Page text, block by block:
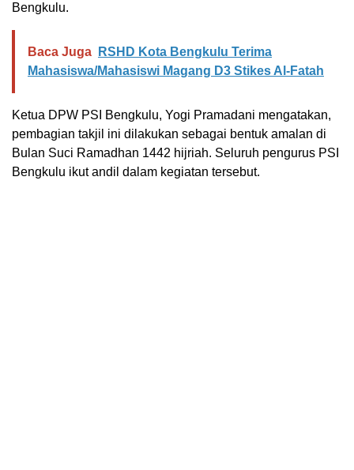
Bengkulu.
Baca Juga
RSHD Kota Bengkulu Terima
Mahasiswa/Mahasiswi Magang D3 Stikes Al-Fatah
Ketua DPW PSI Bengkulu, Yogi Pramadani mengatakan,
pembagian takjil ini dilakukan sebagai bentuk amalan di
Bulan Suci Ramadhan 1442 hijriah. Seluruh pengurus PSI
Bengkulu ikut andil dalam kegiatan tersebut.